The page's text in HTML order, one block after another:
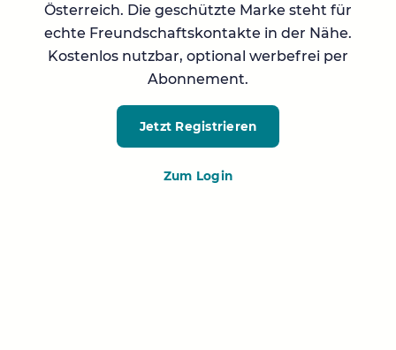
Österreich. Die geschützte Marke steht für
echte Freundschaftskontakte in der Nähe.
Kostenlos nutzbar, optional werbefrei per
Abonnement.
Jetzt Registrieren
Zum Login